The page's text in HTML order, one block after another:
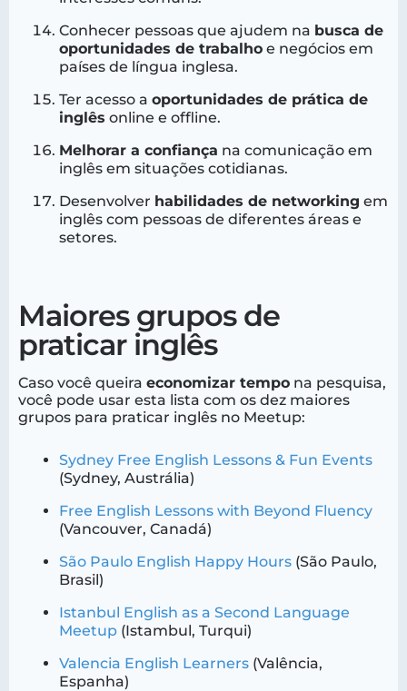
Conhecer pessoas que ajudem na busca de
oportunidades de trabalho e negócios em
países de língua inglesa.
Ter acesso a oportunidades de prática de
inglês online e offline.
Melhorar a confiança na comunicação em
inglês em situações cotidianas.
Desenvolver habilidades de networking em
inglês com pessoas de diferentes áreas e
setores.
Maiores grupos de
praticar inglês
Caso você queira economizar tempo na pesquisa,
você pode usar esta lista com os dez maiores
grupos para praticar inglês no Meetup:
Sydney Free English Lessons & Fun Events
(Sydney, Austrália)
Free English Lessons with Beyond Fluency
(Vancouver, Canadá)
São Paulo English Happy Hours (São Paulo,
Brasil)
Istanbul English as a Second Language
Meetup (Istambul, Turqui)
Valencia English Learners (Valência,
Espanha)